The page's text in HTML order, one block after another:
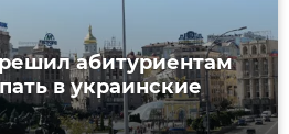
абитуриентам
в украинские